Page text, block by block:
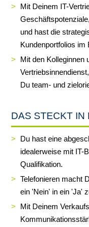
Mit Deinem IT-
und hast die
Kundenportfolios im
Mit den Kolleginnen
Du team- und
DAS STECKT IN
Du hast eine
idealerweise mit IT-
Qualifikation.
Telefonieren macht
ein 'Nein' in ein 'Ja'
Mit Deinem